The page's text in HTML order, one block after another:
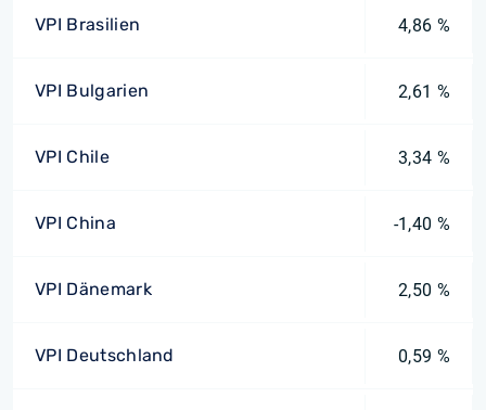
VPI Brasilien 4,86 %
VPI Bulgarien 2,61 %
VPI Chile 3,34 %
VPI China -1,40 %
VPI Dänemark 2,50 %
VPI Deutschland 0,59 %